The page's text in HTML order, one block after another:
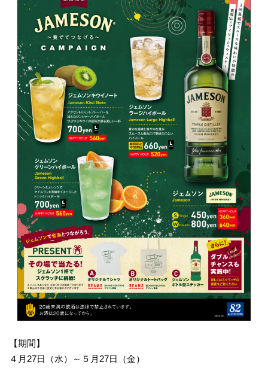
【期間】
４月27日（水）～５月27日（金）